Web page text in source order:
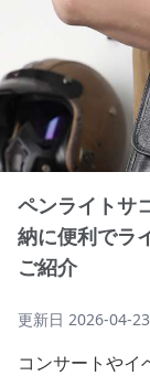
ペンライトサ
納に便利でラ
ご紹介
更新日 2026-04-23
コンサートやイ